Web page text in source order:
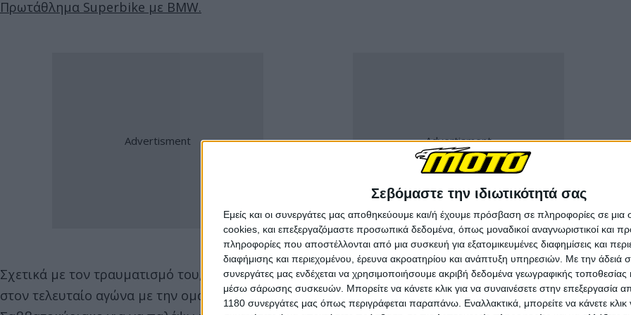
Σεβόμαστε την ιδιωτικότητά σας
Εμείς και οι συνεργάτες μας αποθηκεύουμε και/ή έχουμε πρόσβαση σε πληροφορίες σε
cookies, και επεξεργαζόμαστε προσωπικά δεδομένα, όπως μοναδικοί αναγνωριστικοί και
πληροφορίες που αποστέλλονται από μια συσκευή για εξατομικευμένες διαφημίσεις και
διαφήμισης και περιεχομένου, έρευνα ακροατηρίου και ανάπτυξη υπηρεσιών. Με την άδειά
συνεργάτες μας ενδέχεται να χρησιμοποιήσουμε ακριβή δεδομένα γεωγραφικής τοποθεσίας
μέσω σάρωσης συσκευών. Μπορείτε να κάνετε κλικ για να συναινέσετε στην επεξεργασία
1180 συνεργάτες μας όπως περιγράφεται παραπάνω. Εναλλακτικά, μπορείτε να κάνετε κλικ
Πρωτάθλημα Superbike με BMW.
Σχετικά με τον τραυματισμό του, ο Petrucci δήλωσε: “Λυπάμαι πολύ που δεν μπορώ να συμμετάσχω
στον τελευταίο αγώνα με την ομάδα Barni. Είχα φανταστεί ένα διαφορετικό τέλος, περίμενα αυτό το